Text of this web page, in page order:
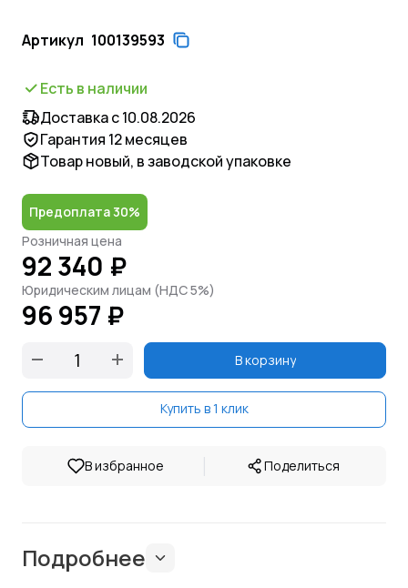
Артикул 100139593
Есть в наличии
Доставка с 10.08.2026
Гарантия 12 месяцев
Товар новый, в заводской упаковке
Предоплата 30%
Розничная цена
92 340 ₽
Юридическим лицам (НДС 5%)
96 957 ₽
В корзину
Купить в 1 клик
В избранное | Поделиться
Подробнее